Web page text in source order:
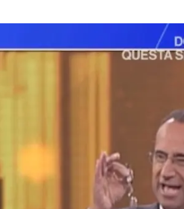
Ricette Facili e Veloci
Ricette Feste
Ricette per Bambini